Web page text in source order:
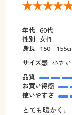
年代: 60代
性別: 女性
身長: 150～
サイズ感 小さい
品質
お買い得感
使いやすさ
とても暖かく